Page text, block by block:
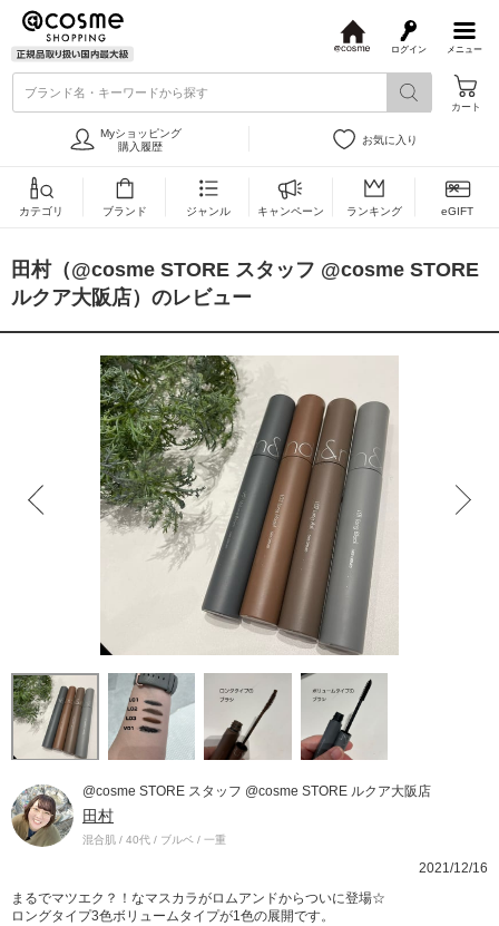
メニュー
ログイン
s
ブランド名・キーワードから探す
カート
Myショッピング
購入履歴
お気に入り
カテゴリ ブランド ジャンル キャンペーン ランキング eGIFT
田村（@cosme STORE スタッフ @cosme STORE
ルクア大阪店）のレビュー
@cosme STORE スタッフ @cosme STORE ルクア大阪店
田村
混合肌 / 40代 / ブルベ / 一重
2021/12/16
まるでマツエク？！なマスカラがロムアンドからついに登場☆
ロングタイプ3色ボリュームタイプが1色の展開です。